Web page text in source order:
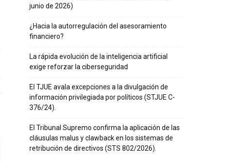
junio de 2026)
¿Hacia la autorregulación del asesoramiento
financiero?
La rápida evolución de la inteligencia artificial
exige reforzar la ciberseguridad
El TJUE avala excepciones a la divulgación de
información privilegiada por políticos (STJUE C-
376/24).
El Tribunal Supremo confirma la aplicación de las
cláusulas malus y clawback en los sistemas de
retribución de directivos (STS 802/2026).